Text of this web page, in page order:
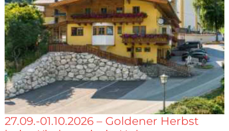
27.09.-01.10.2026 – Goldener Herbst